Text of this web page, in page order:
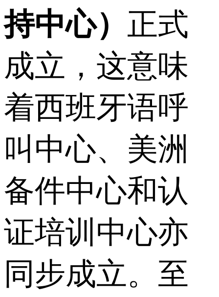
持中心） 正式
成立，这意味
着西班牙语呼
叫中心、美洲
备件中心和认
证培训中心亦
同步成立。至